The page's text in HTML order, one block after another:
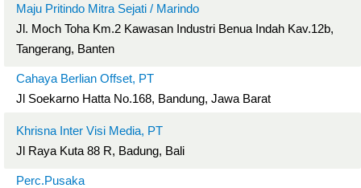
Maju Pritindo Mitra Sejati / Marindo
Jl. Moch Toha Km.2 Kawasan Industri Benua Indah Kav.12b,
Tangerang, Banten
Cahaya Berlian Offset, PT
Jl Soekarno Hatta No.168, Bandung, Jawa Barat
Khrisna Inter Visi Media, PT
Jl Raya Kuta 88 R, Badung, Bali
Perc.Pusaka